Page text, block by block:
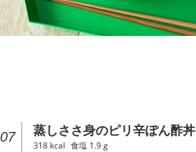
07 蒸しささ身のピリ辛ぽん酢丼
318 kcal 食塩 1.9g